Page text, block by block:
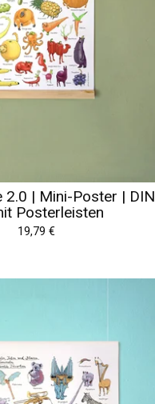
2.0 | Mini-Poster | DIN
Posterleisten
19,79 €